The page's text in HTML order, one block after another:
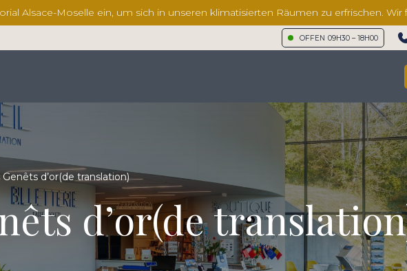
Alsace-Moselle ein, um sich in unseren klimatisierten Räumen zu erfrischen.
OFFEN 09H30 – 18H00
Genêts d’or(de translation)
d’or(de